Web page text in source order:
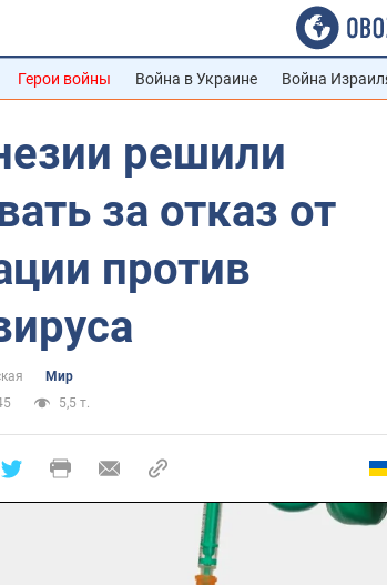
Герои войны Война в Украине Война
решили
за отказ от
против
Мир
5,5 т.